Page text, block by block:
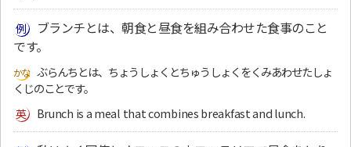
ブランチとは、朝食と昼食を組み合わせた食事のこと
です。
ぶらんちとは、ちょうしょくとちゅうしょくをくみあわせたしょ
くじのことです。
Brunch is a meal that combines breakfast and lunch.